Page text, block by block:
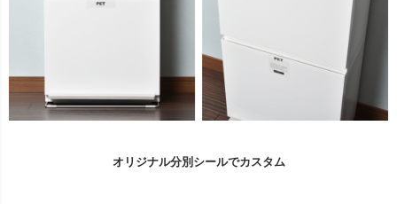
オリジナル分別シールでカスタム